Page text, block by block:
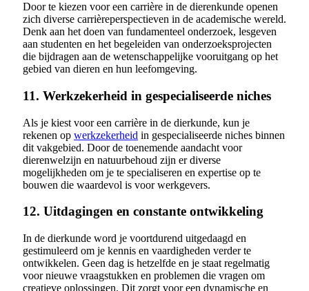
Door te kiezen voor een carrière in de dierenkunde openen
zich diverse carrièreperspectieven in de academische wereld.
Denk aan het doen van fundamenteel onderzoek, lesgeven
aan studenten en het begeleiden van onderzoeksprojecten
die bijdragen aan de wetenschappelijke vooruitgang op het
gebied van dieren en hun leefomgeving.
11. Werkzekerheid in gespecialiseerde niches
Als je kiest voor een carrière in de dierkunde, kun je
rekenen op werkzekerheid in gespecialiseerde niches binnen
dit vakgebied. Door de toenemende aandacht voor
dierenwelzijn en natuurbehoud zijn er diverse
mogelijkheden om je te specialiseren en expertise op te
bouwen die waardevol is voor werkgevers.
12. Uitdagingen en constante ontwikkeling
In de dierkunde word je voortdurend uitgedaagd en
gestimuleerd om je kennis en vaardigheden verder te
ontwikkelen. Geen dag is hetzelfde en je staat regelmatig
voor nieuwe vraagstukken en problemen die vragen om
creatieve oplossingen. Dit zorgt voor een dynamische en